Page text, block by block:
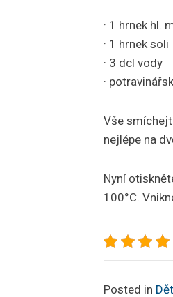
· 1 hrnek hl.
· 1 hrnek soli
· 3 dcl vody
·
Vše
nejlépe na
Nyní
100°C.
Posted in